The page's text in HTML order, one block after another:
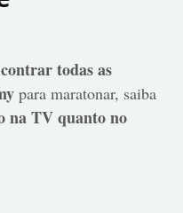
todas as
para maratonar, saiba
na TV quanto no